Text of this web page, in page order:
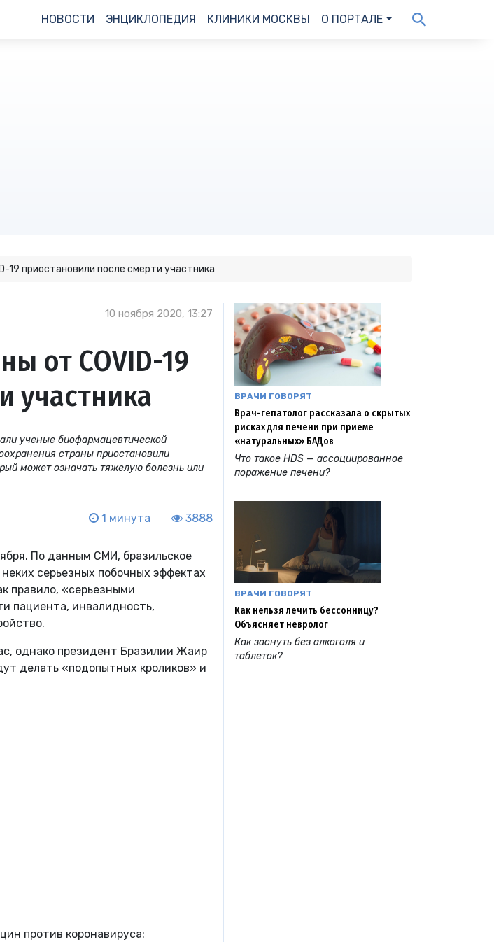
НОВОСТИ ЭНЦИКЛОПЕДИЯ КЛИНИКИ МОСКВЫ О ПОРТАЛЕ
19 приостановили после смерти участника
10 ноября 2020, 13:27
от COVID-19
участника
ученые биофармацевтической
страны приостановили
может означать тяжелую болезнь или
1 минута 3888
По данным СМИ, бразильское
серьезных побочных эффектах
правило, «серьезными
пациента, инвалидность,
однако президент Бразилии Жаир
делать «подопытных кроликов» и
против коронавируса:
ВРАЧИ ГОВОРЯТ
Врач-гепатолог рассказала о скрытых
рисках для печени при приеме
«натуральных» БАДов
Что такое HDS — ассоциированное
поражение печени?
ВРАЧИ ГОВОРЯТ
Как нельзя лечить бессонницу?
Объясняет невролог
Как заснуть без алкоголя и
таблеток?